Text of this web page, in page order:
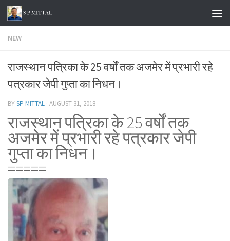
Skip to content
NEW
राजस्थान पत्रिका के 25 वर्षों तक अजमेर में प्रभारी रहे
पत्रकार जेपी गुप्ता का निधन।
BYSP MITTAL · AUGUST 31, 2018
राजस्थान पत्रिका के 25 वर्षों तक
अजमेर में प्रभारी रहे पत्रकार जेपी
गुप्ता का निधन।
=====